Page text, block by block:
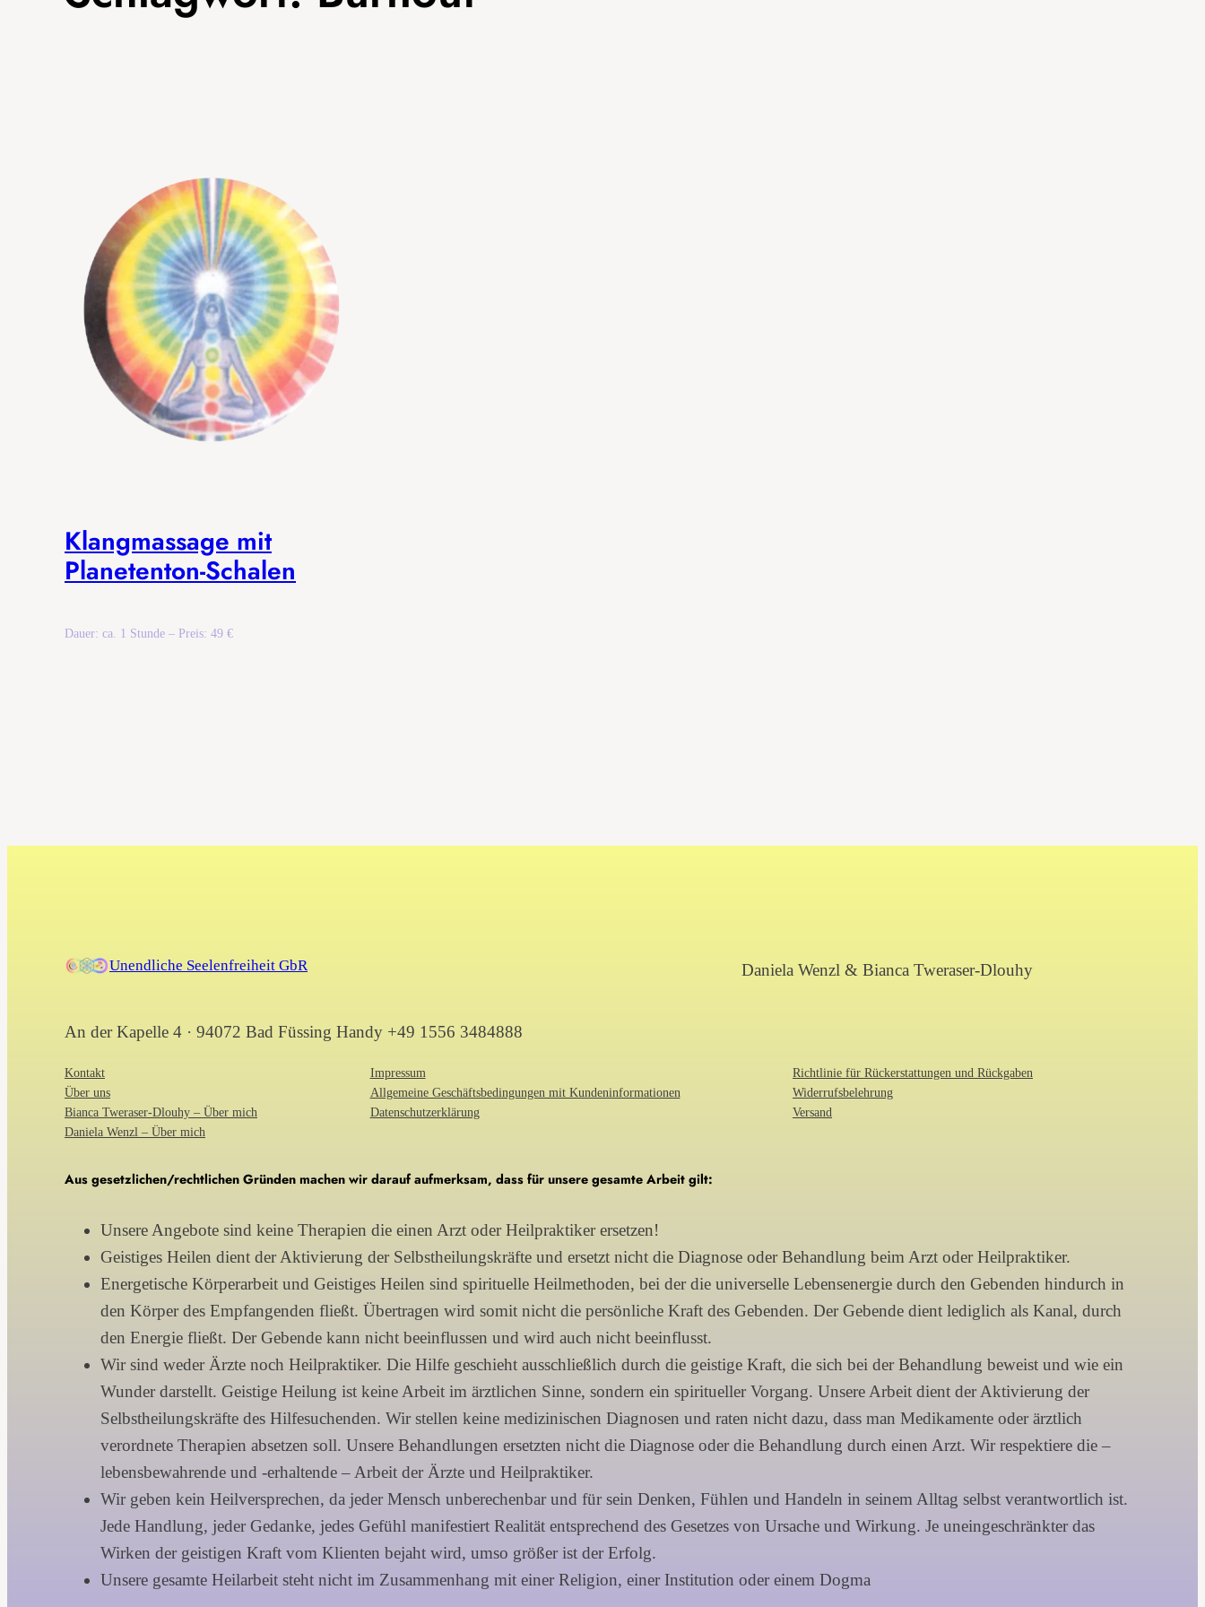
Klangmassage mit
Planetenton-Schalen
Dauer: ca. 1 Stunde – Preis: 49 €
Unendliche Seelenfreiheit GbR Daniela Wenzl & Bianca Tweraser-Dlouhy
An der Kapelle 4 · 94072 Bad Füssing Handy +49 1556 3484888
Kontakt
Über uns
Bianca Tweraser-Dlouhy – Über mich
Daniela Wenzl – Über mich
Impressum
Allgemeine Geschäftsbedingungen mit Kundeninformationen
Datenschutzerklärung
Richtlinie für Rückerstattungen und Rückgaben
Widerrufsbelehrung
Versand
Aus gesetzlichen/rechtlichen Gründen machen wir darauf aufmerksam, dass für unsere gesamte Arbeit gilt:
Unsere Angebote sind keine Therapien die einen Arzt oder Heilpraktiker ersetzen!
Geistiges Heilen dient der Aktivierung der Selbstheilungskräfte und ersetzt nicht die Diagnose oder Behandlung beim Arzt oder Heilpraktiker.
Energetische Körperarbeit und Geistiges Heilen sind spirituelle Heilmethoden, bei der die universelle Lebensenergie durch den Gebenden hindurch in
den Körper des Empfangenden fließt. Übertragen wird somit nicht die persönliche Kraft des Gebenden. Der Gebende dient lediglich als Kanal, durch
den Energie fließt. Der Gebende kann nicht beeinflussen und wird auch nicht beeinflusst.
Wir sind weder Ärzte noch Heilpraktiker. Die Hilfe geschieht ausschließlich durch die geistige Kraft, die sich bei der Behandlung beweist und wie ein
Wunder darstellt. Geistige Heilung ist keine Arbeit im ärztlichen Sinne, sondern ein spiritueller Vorgang. Unsere Arbeit dient der Aktivierung der
Selbstheilungskräfte des Hilfesuchenden. Wir stellen keine medizinischen Diagnosen und raten nicht dazu, dass man Medikamente oder ärztlich
verordnete Therapien absetzen soll. Unsere Behandlungen ersetzten nicht die Diagnose oder die Behandlung durch einen Arzt. Wir respektiere die –
lebensbewahrende und -erhaltende – Arbeit der Ärzte und Heilpraktiker.
Wir geben kein Heilversprechen, da jeder Mensch unberechenbar und für sein Denken, Fühlen und Handeln in seinem Alltag selbst verantwortlich ist.
Jede Handlung, jeder Gedanke, jedes Gefühl manifestiert Realität entsprechend des Gesetzes von Ursache und Wirkung. Je uneingeschränkter das
Wirken der geistigen Kraft vom Klienten bejaht wird, umso größer ist der Erfolg.
Unsere gesamte Heilarbeit steht nicht im Zusammenhang mit einer Religion, einer Institution oder einem Dogma